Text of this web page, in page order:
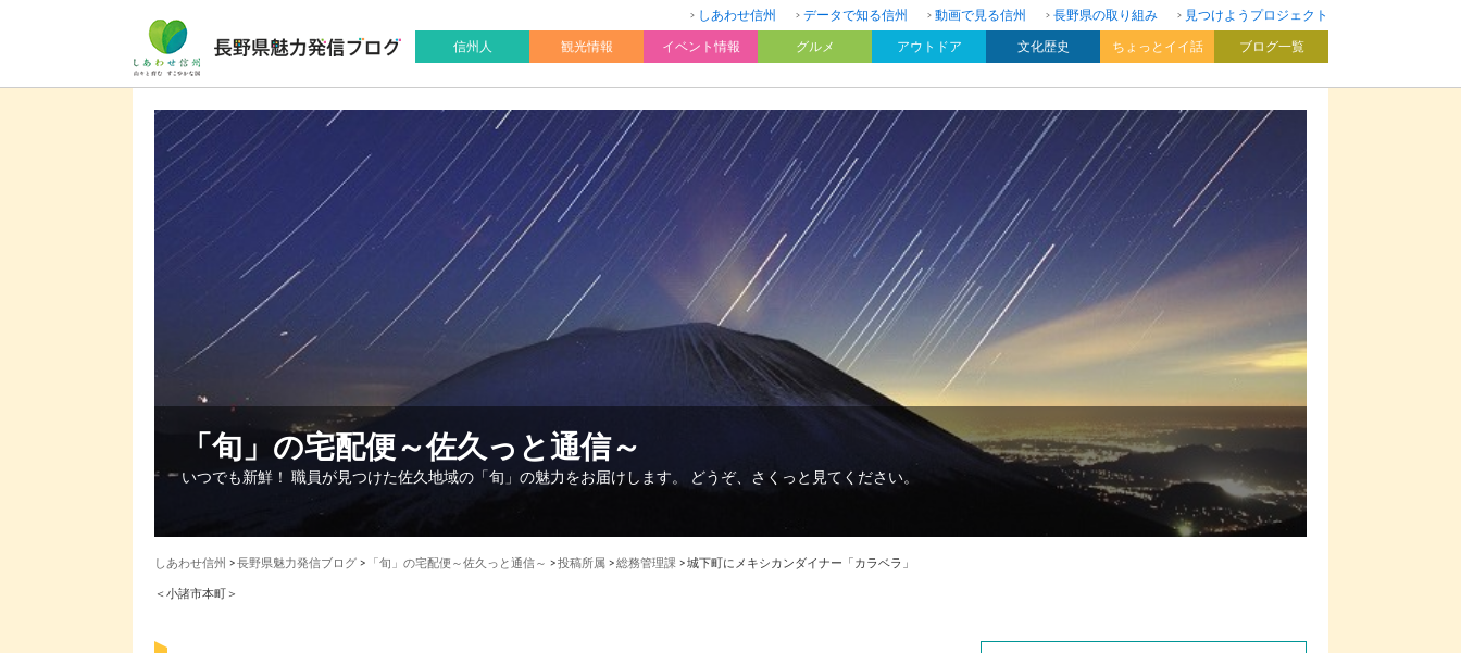
しあわせ信州 データで知る信州 動画で見る信州 長野県の取り組み
見つけようプロジェクト
信州人
観光情報 イベント情報 グルメ アウトドア 文化歴史 ちょっとイイ話 ブログ一覧
「旬」の宅配便～佐久っと通信～
いつでも新鮮！ 職員が見つけた佐久地域の「旬」の魅力をお届けします。 どうぞ、さくっと見てください。
しあわせ信州 >長野県魅力発信ブログ > 「旬」の宅配便～佐久っと通信～ >投稿所属 >総務管理課 >城下町にメキシカンダイナー「カラベラ」
＜小諸市本町＞